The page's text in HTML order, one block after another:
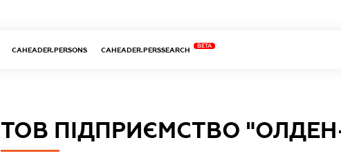
CAHEADER.PERSONS CAHEADER.PERSSEARCH
BETA
ТОВ ПІДПРИЄМСТВО